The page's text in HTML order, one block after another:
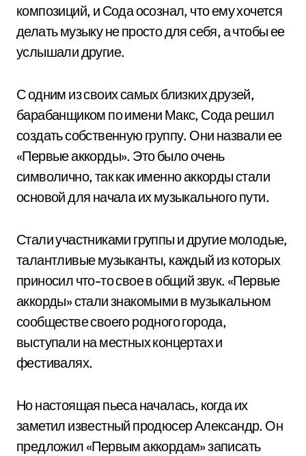
композиций, и Сода осознал, что ему хочется
делать музыку не просто для себя, а чтобы ее
услышали другие.
С одним из своих самых близких друзей,
барабанщиком по имени Макс, Сода решил
создать собственную группу. Они назвали ее
«Первые аккорды». Это было очень
символично, так как именно аккорды стали
основой для начала их музыкального пути.
Стали участниками группы и другие молодые,
талантливые музыканты, каждый из которых
приносил что-то свое в общий звук. «Первые
аккорды» стали знакомыми в музыкальном
сообществе своего родного города,
выступали на местных концертах и
фестивалях.
Но настоящая пьеса началась, когда их
заметил известный продюсер Александр. Он
предложил «Первым аккордам» записать